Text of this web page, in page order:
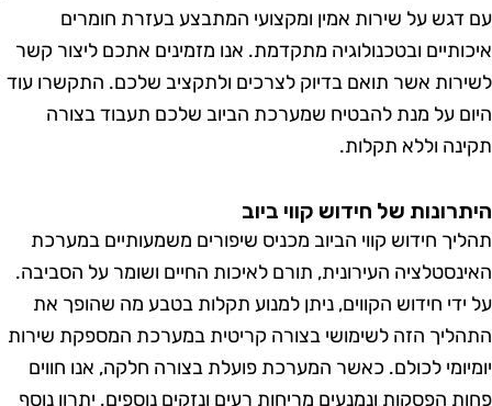
על שירות אמין ומקצועי המתבצע בעזרת חומרים
ובטכנולוגיה מתקדמת. אנו מזמינים אתכם ליצור קשר
אשר תואם בדיוק לצרכים ולתקציב שלכם. התקשרו עוד
על מנת להבטיח שמערכת הביוב שלכם תעבוד בצורה
וללא תקלות.
של חידוש קווי ביוב
חידוש קווי הביוב מכניס שיפורים משמעותיים במערכת
העירונית, תורם לאיכות החיים ושומר על הסביבה.
חידוש הקווים, ניתן למנוע תקלות בטבע מה שהופך את
הזה לשימושי בצורה קריטית במערכת המספקת שירות
לכולם. כאשר המערכת פועלת בצורה חלקה, אנו חווים
הפסקות ונמנעים מריחות רעים ונזקים נוספים. יתרון נוסף